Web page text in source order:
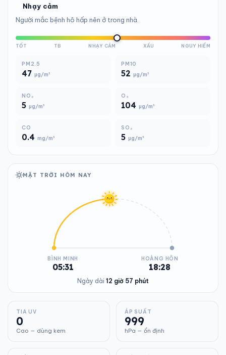
Nhạy cảm
Người mắc bệnh hô hấp nên ở trong nhà.
TỐT TB NHẠY CẢM XẤU NGUY HIỂM
PM2.5
47 µg/m³
PM10
52 µg/m³
NO₂
5 µg/m³
O₃
104 µg/m³
CO
0.4 mg/m³
SO₂
5 µg/m³
MẶT TRỜI HÔM NAY
BÌNH MINH
05:31
HOÀNG HÔN
18:28
Ngày dài 12 giờ 57 phút
TIA UV
0
Cao — dùng kem
ÁP SUẤT
999
hPa — ổn định